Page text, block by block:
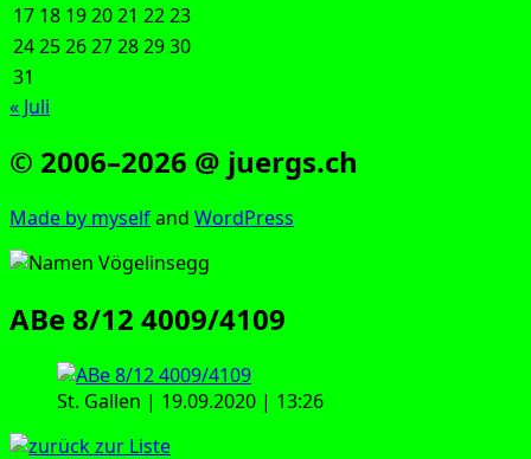
17 18 192021 2223
24252627282930
31
« Juli
© 2006–2026 @ juergs.ch
Made by mys­elfand Word­Press
ABe 8/12 4009/4109
St. Gal­len | 19.09.2020 | 13:26